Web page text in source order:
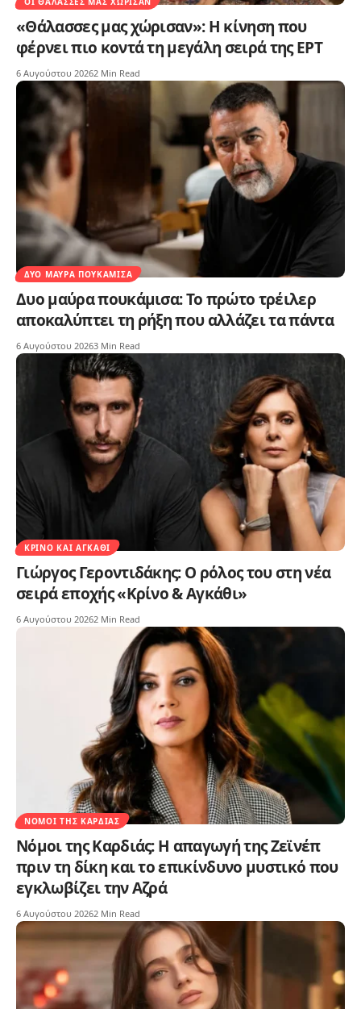
«Θάλασσες μας χώρισαν»: Η κίνηση που
φέρνει πιο κοντά τη μεγάλη σειρά της ΕΡΤ
6 Αυγούστου 20262 Min Read
ΔΥΟ ΜΑΎΡΑ ΠΟΥΚΆΜΙΣΑ
Δυο μαύρα πουκάμισα: Το πρώτο τρέιλερ
αποκαλύπτει τη ρήξη που αλλάζει τα πάντα
6 Αυγούστου 20263 Min Read
ΚΡΊΝΟ ΚΑΙ ΑΓΚΆΘΙ
Γιώργος Γεροντιδάκης: Ο ρόλος του στη νέα
σειρά εποχής «Κρίνο & Αγκάθι»
6 Αυγούστου 20262 Min Read
ΝΌΜΟΙ ΤΗΣ ΚΑΡΔΙΆΣ
Νόμοι της Καρδιάς: Η απαγωγή της Ζεϊνέπ
πριν τη δίκη και το επικίνδυνο μυστικό που
εγκλωβίζει την Αζρά
6 Αυγούστου 20262 Min Read